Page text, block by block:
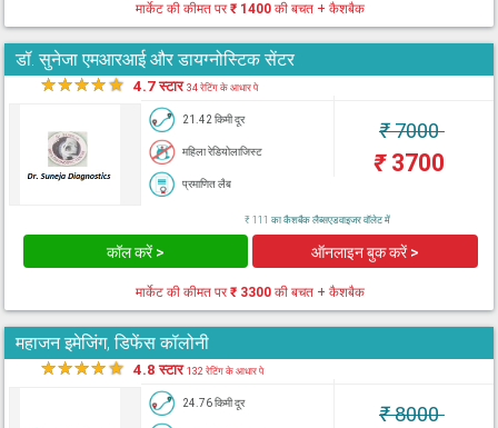
मार्केट की कीमत पर₹ 1400 की बचत + कैशबैक
डॉ. सुनेजा एमआरआई और डायग्नोस्टिक सेंटर
★★★★★ 4.7 स्टार34 रेटिंग के आधार पे
21.42 किमी दूर
महिला रेडियोलाजिस्ट
प्रमाणित लैब
₹7000
₹3700
₹ 111 का कैशबैक लैब्सएडवाइजर वॉलेट में
कॉल करें > ऑनलाइन बुक करें >
मार्केट की कीमत पर₹ 3300 की बचत + कैशबैक
महाजन इमेजिंग, डिफेंस कॉलोनी
★★★★★ 4.8 स्टार132 रेटिंग के आधार पे
24.76 किमी दूर ₹8000